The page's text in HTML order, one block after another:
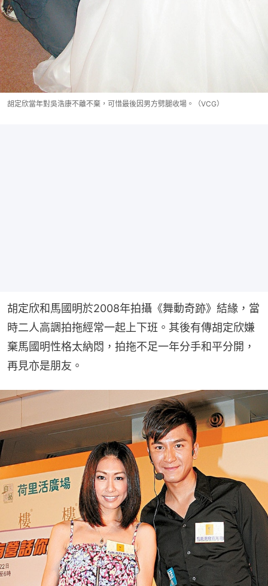
胡定欣當年對吳浩康不離不棄，可惜最後因男方劈腿收場。（VCG）
胡定欣和馬國明於2008年拍攝《舞動奇跡》結緣，當
時二人高調拍拖經常一起上下班。其後有傳胡定欣嫌
棄馬國明性格太納悶，拍拖不足一年分手和平分開，
再見亦是朋友。